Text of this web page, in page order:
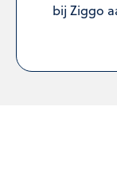
bij Ziggo